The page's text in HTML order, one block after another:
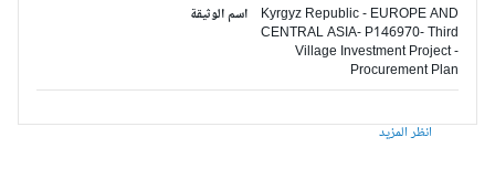
اسم الوثيقة Kyrgyz Republic - EUROPE AND
CENTRAL ASIA- P146970- Third
Village Investment Project -
Procurement Plan
انظر المزيد